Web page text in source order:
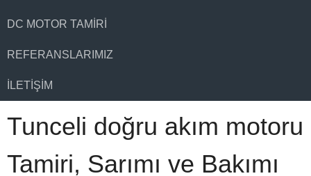
DC MOTOR TAMIRI
REFERANSLARIMIZ
İLETIŞIM
Tunceli doğru akım motoru
Tamiri, Sarımı ve Bakımı